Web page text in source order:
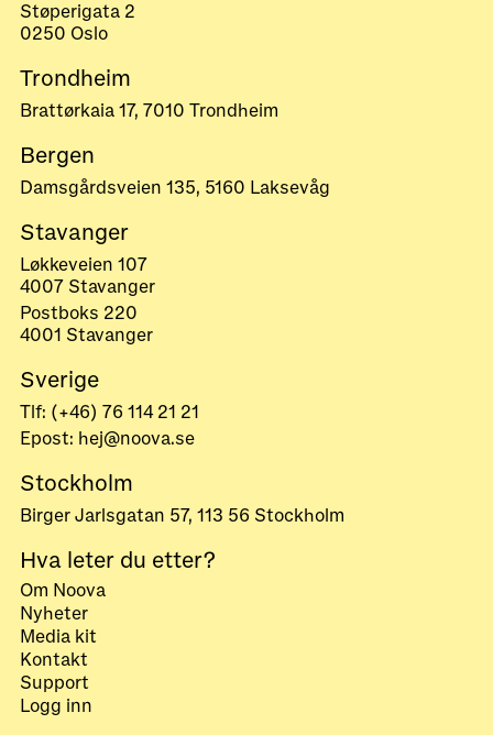
Støperigata 2
0250 Oslo
Trondheim
Brattørkaia 17, 7010 Trondheim
Bergen
Damsgårdsveien 135, 5160 Laksevåg
Stavanger
Løkkeveien 107
4007 Stavanger
Postboks 220
4001 Stavanger
Sverige
Tlf: (+46) 76 114 21 21
Epost: hej@noova.se
Stockholm
Birger Jarlsgatan 57, 113 56 Stockholm
Hva leter du etter?
Om Noova
Nyheter
Media kit
Kontakt
Support
Logg inn